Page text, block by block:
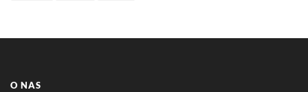
O NAS